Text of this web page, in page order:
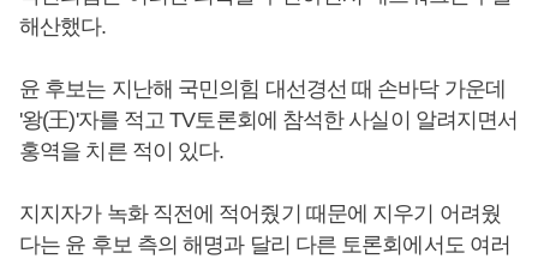
해산했다.
윤 후보는 지난해 국민의힘 대선경선 때 손바닥 가운데
'왕(王)'자를 적고 TV토론회에 참석한 사실이 알려지면서
홍역을 치른 적이 있다.
지지자가 녹화 직전에 적어줬기 때문에 지우기 어려웠
다는 윤 후보 측의 해명과 달리 다른 토론회에서도 여러